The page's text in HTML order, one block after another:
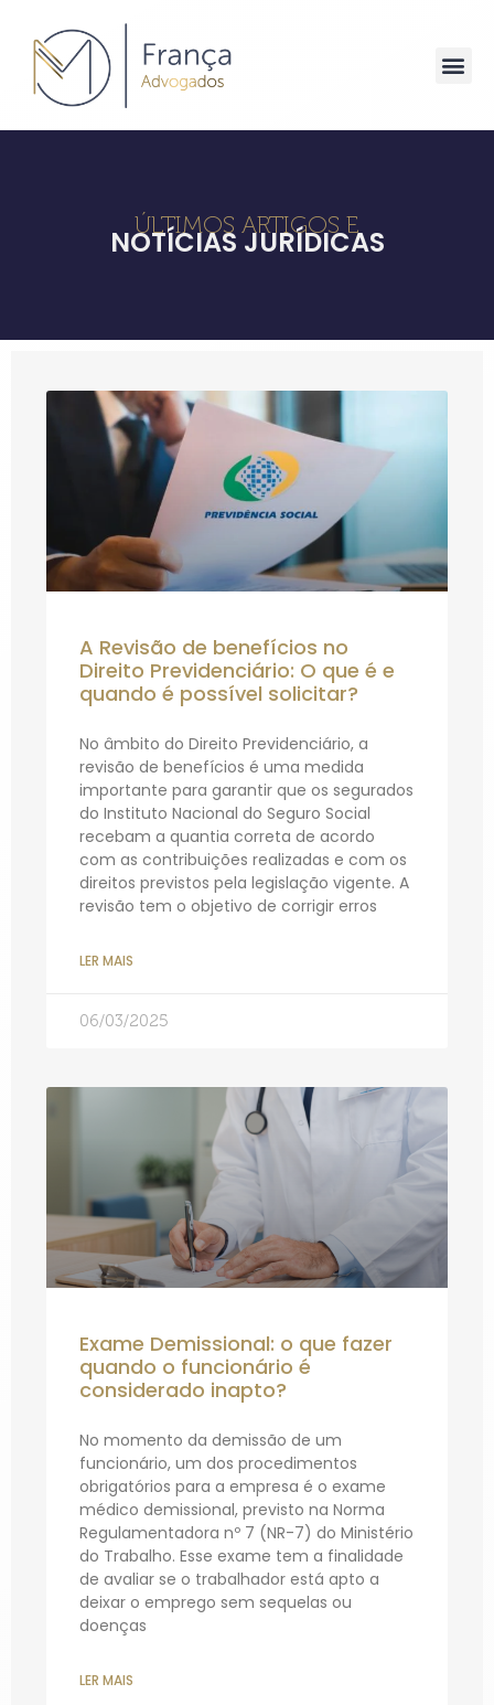
ÚLTIMOS ARTIGOS E
NOTÍCIAS JURÍDICAS
A Revisão de benefícios no
Direito Previdenciário: O que é e
quando é possível solicitar?
No âmbito do Direito Previdenciário, a
revisão de benefícios é uma medida
importante para garantir que os segurados
do Instituto Nacional do Seguro Social
recebam a quantia correta de acordo
com as contribuições realizadas e com os
direitos previstos pela legislação vigente. A
revisão tem o objetivo de corrigir erros
LER MAIS
06/03/2025
Exame Demissional: o que fazer
quando o funcionário é
considerado inapto?
No momento da demissão de um
funcionário, um dos procedimentos
obrigatórios para a empresa é o exame
médico demissional, previsto na Norma
Regulamentadora nº 7 (NR-7) do Ministério
do Trabalho. Esse exame tem a finalidade
de avaliar se o trabalhador está apto a
deixar o emprego sem sequelas ou
doenças
LER MAIS